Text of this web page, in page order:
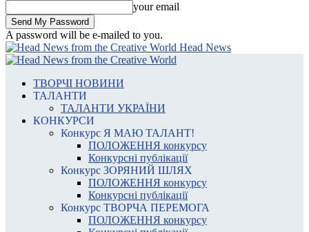
your email
A password will be e-mailed to you.
Head News
ТВОРЧІ НОВИНИ
ТАЛАНТИ
ТАЛАНТИ УКРАЇНИ
КОНКУРСИ
Конкурс Я МАЮ ТАЛАНТ!
ПОЛОЖЕННЯ конкурсу
Конкурсні публікації
Конкурс ЗОРЯНИЙ ШЛЯХ
ПОЛОЖЕННЯ конкурсу
Конкурсні публікації
Конкурс ТВОРЧА ПЕРЕМОГА
ПОЛОЖЕННЯ конкурсу